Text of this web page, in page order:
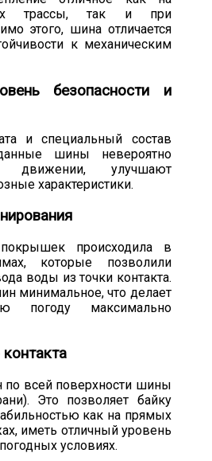
трассы, так и при
этого, шина отличается
к механическим
безопасности и
и специальный состав
шины невероятно
движении, улучшают
характеристики.
происходила в
которые позволили
воды из точки контакта.
минимальное, что делает
погоду максимально
по всей поверхности шины
Это позволяет байку
как на прямых
иметь отличный уровень
условиях.